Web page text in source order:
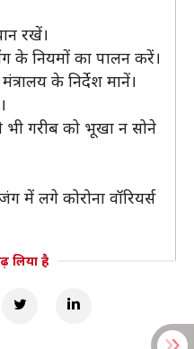
रखें।
के नियमों का पालन करें।
के निर्देश मानें।
भी गरीब को भूखा न सोने
में लगे कोरोना वॉरियर्स
लिया है